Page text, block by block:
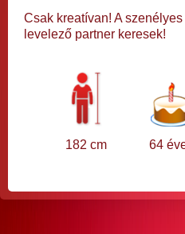
Csak kreatívan! A
levelező partner keresek!
182 cm 64